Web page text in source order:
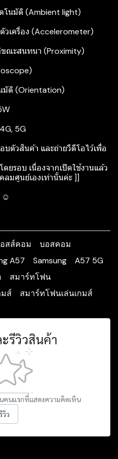
โนมัติ (Ambient light)
วเครื่อง (Accelerometer)
ณะสนทนา (Proximity)
มัติ (Orientation)
5G
ตัวสินค้า และถ่ายวีดีโอไว้เพื่อ
ยรอบ เนื่องจากเปิดใช้งานแล้ว
มศูนย์เองเท่านั้นค่ะ ]]
☺️
สส์คอม
บอสคอม
A57 Samsung
A57 5G
สมาร์ทโฟน
มส์
สมาร์ทโฟนเล่นเกมส์
รีวิวสินค้า
คนแรกที่แสดงความคิดเห็น
วิว